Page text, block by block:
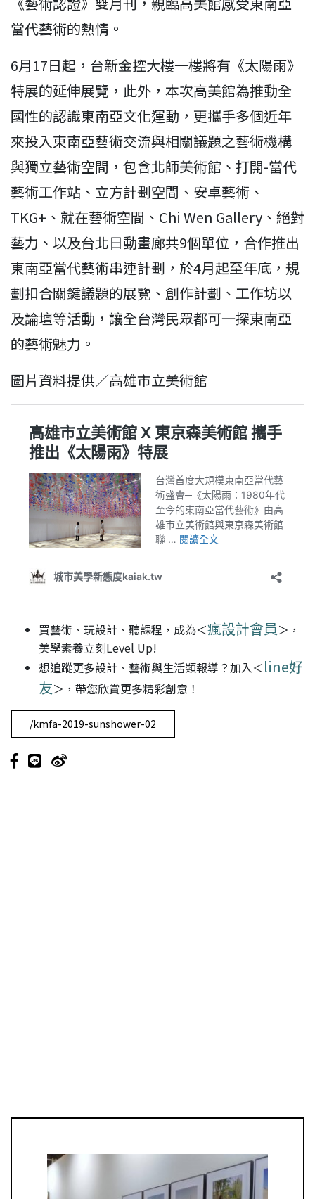
當代藝術的熱情。
6月17日起，台新金控大樓一樓將有《太陽雨》
特展的延伸展覽，此外，本次高美館為推動全
國性的認識東南亞文化運動，更攜手多個近年
來投入東南亞藝術交流與相關議題之藝術機構
與獨立藝術空間，包含北師美術館、打開-當代
藝術工作站、立方計劃空間、安卓藝術、
TKG+、就在藝術空間、Chi Wen Gallery、絕對
藝力、以及台北日動畫廊共9個單位，合作推出
東南亞當代藝術串連計劃，於4月起至年底，規
劃扣合關鍵議題的展覽、創作計劃、工作坊以
及論壇等活動，讓全台灣民眾都可一探東南亞
的藝術魅力。
圖片資料提供／高雄市立美術館
買藝術、玩設計、聽課程，成為＜瘋設計會員＞，
美學素養立刻Level Up!
想追蹤更多設計、藝術與生活類報導？加入＜line好
友＞，帶您欣賞更多精彩創意！
/kmfa-2019-sunshower-02